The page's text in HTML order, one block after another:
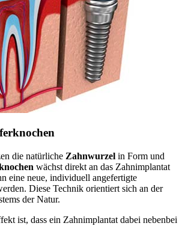
die natürliche Zahnwurzel in Form und
wächst direkt an das Zahnimplantat
eine neue, individuell angefertigte
Diese Technik orientiert sich an der
der Natur.
ist, dass ein Zahnimplantat dabei nebenbei